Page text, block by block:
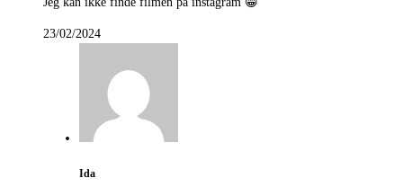
23/02/2024
Ida